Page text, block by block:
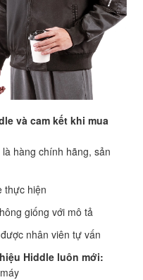
và cam kết khi mua
hàng chính hãng, sản
thực hiện
giống với mô tả
nhân viên tự vấn
Hiddle luôn mới: